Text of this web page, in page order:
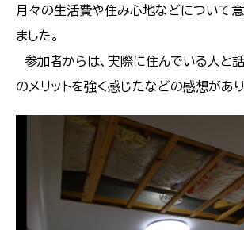
月々の生活費や住み心地などについて
ました。
参加者からは、実際に住んでいる人と
のメリットを強く感じたなどの感想があり